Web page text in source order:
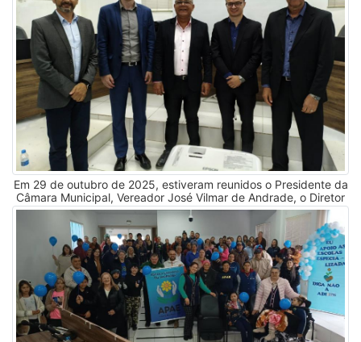
Em 29 de outubro de 2025, estiveram reunidos o Presidente da
Câmara Municipal, Vereador José Vilmar de Andrade, o Diretor
do Sicredi, Sr. Santo Capelari, o Presidente Sr. Marcos Luiz
Conzatti, e o Vice-Presidente Sr. Ataídes Luiz Marconato, o
Gerente da agência da cidade de Inácio Martins Sr. Roberson
Marcelo dos Santos e todos os colaboradores da agência no
Plenário da Câmara Municipal para divulgar a ampliação da
agência Sicredi em Inácio Martins.